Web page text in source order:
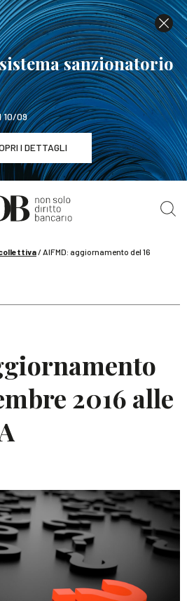
sanzionatorio
10/09
I DETTAGLI
/ 1° Ottobre
sanzionatorio del TUF
/AIFMD: aggiornamento del 16
2016 alle